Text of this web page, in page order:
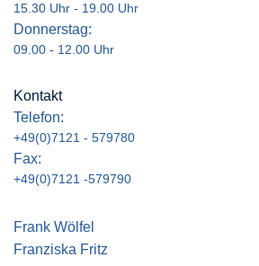
15.30 Uhr - 19.00 Uhr
Donnerstag:
09.00 - 12.00 Uhr
Kontakt
Telefon:
+49(0)7121 - 579780
Fax:
+49(0)7121 -579790
Frank Wölfel
Franziska Fritz